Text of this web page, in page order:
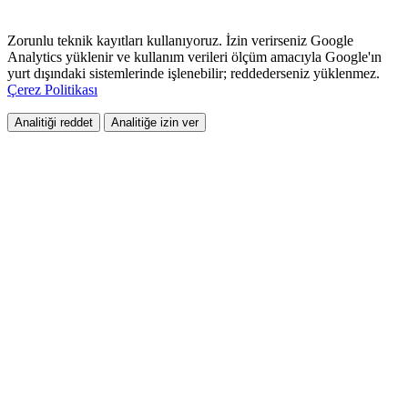
Zorunlu teknik kayıtları kullanıyoruz. İzin verirseniz Google
Analytics yüklenir ve kullanım verileri ölçüm amacıyla Google'ın
yurt dışındaki sistemlerinde işlenebilir; reddederseniz yüklenmez.
Çerez Politikası
Analitiği reddet Analitiğe izin ver